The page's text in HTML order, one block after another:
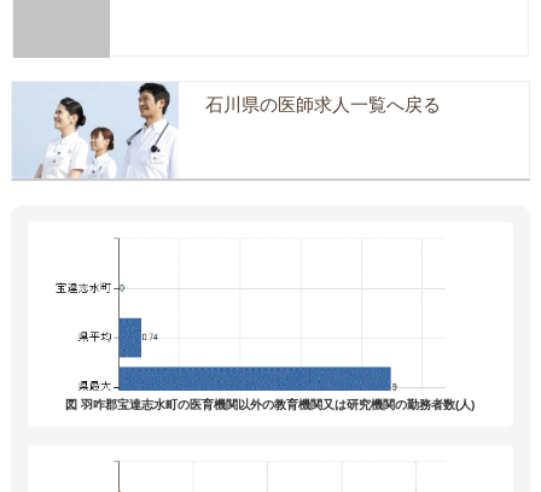
石川県の医師求人一覧へ戻る
図 羽咋郡宝達志水町の医育機関以外の教育機関又は研究機関の勤務者数(人)